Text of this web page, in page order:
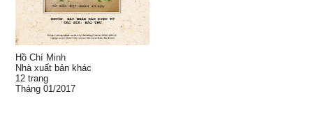
Hồ Chí Minh
Nhà xuất bản khác
12 trang
Tháng 01/2017